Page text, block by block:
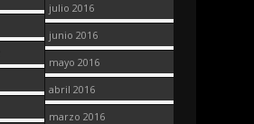
julio 2016
junio 2016
mayo 2016
abril 2016
marzo 2016